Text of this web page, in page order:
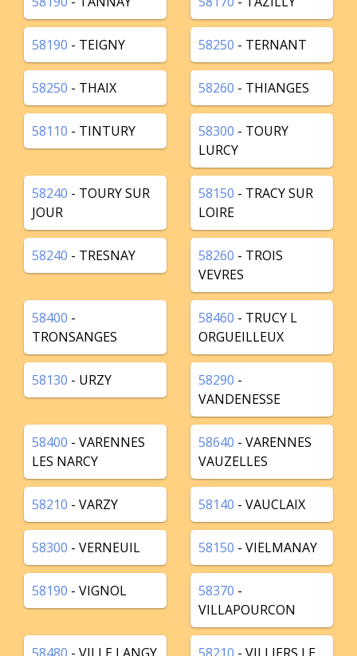
58190 - TEIGNY 58250 - TERNANT
58250 - THAIX 58260 - THIANGES
58110 - TINTURY 58300 - TOURY
LURCY
58240 - TOURY SUR
JOUR
58150 - TRACY SUR
LOIRE
58240 - TRESNAY 58260 - TROIS
VEVRES
58400 -
TRONSANGES
58460 - TRUCY L
ORGUEILLEUX
58130 - URZY 58290 -
VANDENESSE
58400 - VARENNES
LES NARCY
58640 - VARENNES
VAUZELLES
58210 - VARZY 58140 - VAUCLAIX
58300 - VERNEUIL 58150 - VIELMANAY
58190 - VIGNOL 58370 -
VILLAPOURCON